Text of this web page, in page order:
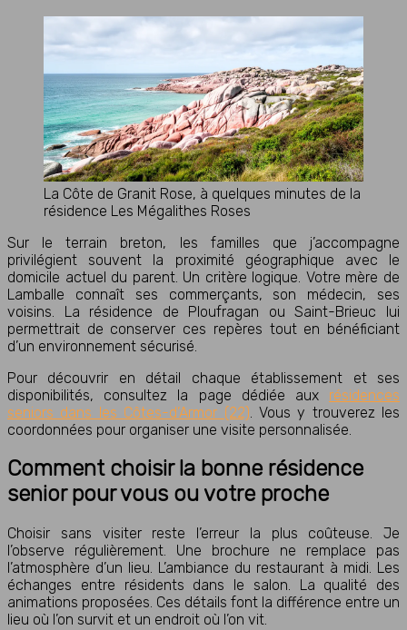
La Côte de Granit Rose, à quelques minutes de la
résidence Les Mégalithes Roses
Sur le terrain breton, les familles que j’accompagne
privilégient souvent la proximité géographique avec le
domicile actuel du parent. Un critère logique. Votre mère de
Lamballe connaît ses commerçants, son médecin, ses
voisins. La résidence de Ploufragan ou Saint-Brieuc lui
permettrait de conserver ces repères tout en bénéficiant
d’un environnement sécurisé.
Pour découvrir en détail chaque établissement et ses
disponibilités, consultez la page dédiée aux résidences
seniors dans les Côtes-d’Armor (22) . Vous y trouverez les
coordonnées pour organiser une visite personnalisée.
Comment choisir la bonne résidence
senior pour vous ou votre proche
Choisir sans visiter reste l’erreur la plus coûteuse. Je
l’observe régulièrement. Une brochure ne remplace pas
l’atmosphère d’un lieu. L’ambiance du restaurant à midi. Les
échanges entre résidents dans le salon. La qualité des
animations proposées. Ces détails font la différence entre un
lieu où l’on survit et un endroit où l’on vit.